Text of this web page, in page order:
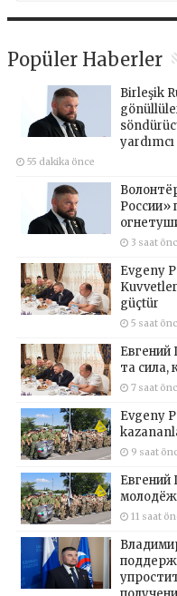
Popüler Haberler
Birleşik
55 dakika önce
России»
3 saat
Evgeny
güçtür
5 saat
та сила,
7 saat
Evgeny
9 saat
Евгений
11 saat